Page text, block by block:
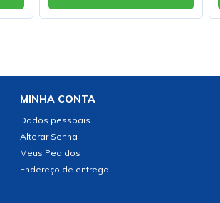
MINHA CONTA
Dados pessoais
Alterar Senha
Meus Pedidos
Endereço de entrega